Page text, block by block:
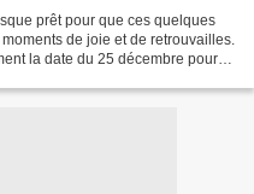
prêt pour que ces quelques
de joie et de retrouvailles.
la date du 25 décembre pour la